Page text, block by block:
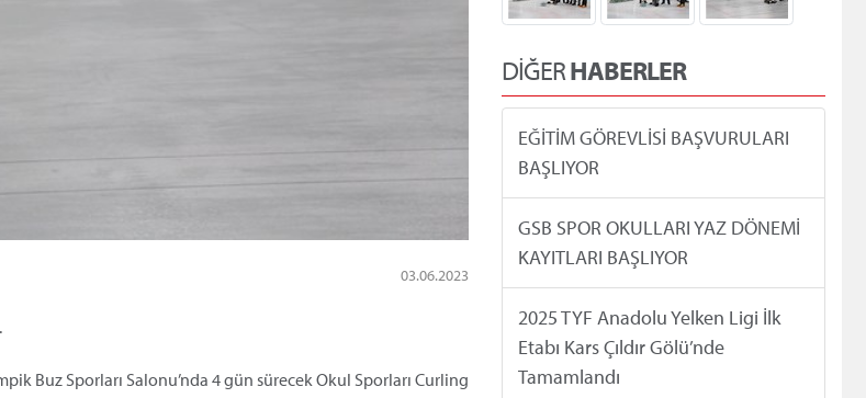
03.06.2023
Buz Sporları Salonu’nda 4 gün sürecek Okul Sporları Curling
DİĞERHABERLER
EĞİTİM GÖREVLİSİ BAŞVURULARI
BAŞLIYOR
GSB SPOR OKULLARI YAZ DÖNEMİ
KAYITLARI BAŞLIYOR
2025 TYF Anadolu Yelken Ligi İlk
Etabı Kars Çıldır Gölü’nde
Tamamlandı